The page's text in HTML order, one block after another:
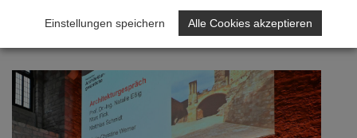
Denkmalschutz trifft auf
Energieeffizienz
Einstellungen speichern Alle Cookies akzeptieren